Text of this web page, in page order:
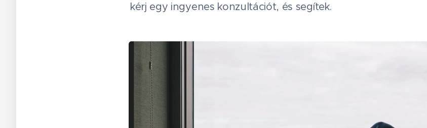
kérj egy ingyenes konzultációt, és segítek.